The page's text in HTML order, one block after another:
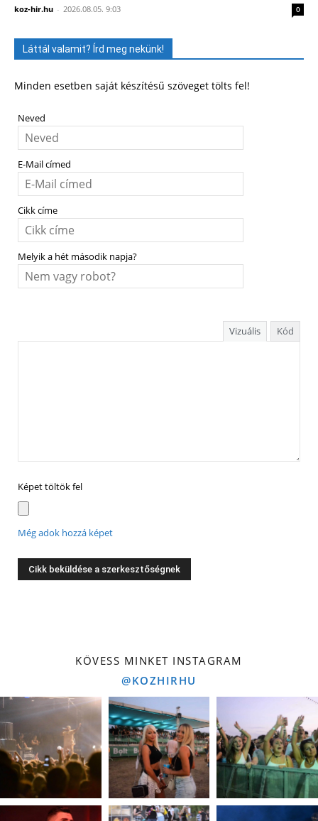
koz-hir.hu - 2026.08.05. 9:03 0
Láttál valamit? Írd meg nekünk!
Minden esetben saját készítésű szöveget tölts fel!
Neved
E-Mail címed
Cikk címe
Melyik a hét második napja?
Vizuális Kód
Képet töltök fel
Még adok hozzá képet
KÖVESS MINKET INSTAGRAM
@KOZHIRHU